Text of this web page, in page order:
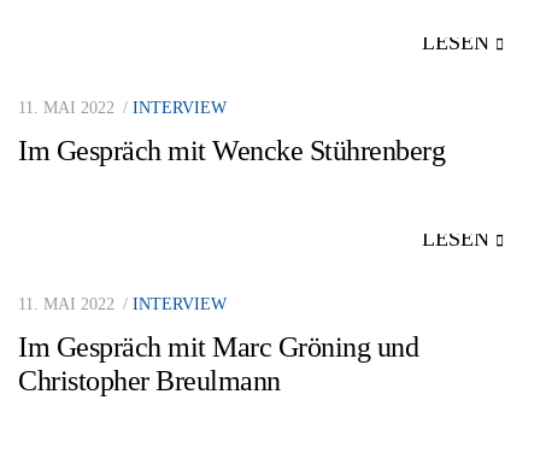
LESEN
11. MAI 2022 INTERVIEW
Im Gespräch mit Wencke Stührenberg
LESEN
11. MAI 2022 INTERVIEW
Im Gespräch mit Marc Gröning und
Christopher Breulmann